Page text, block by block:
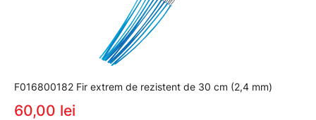
F016800182 Fir extrem de rezistent de 30 cm (2,4 mm)
60,00 lei